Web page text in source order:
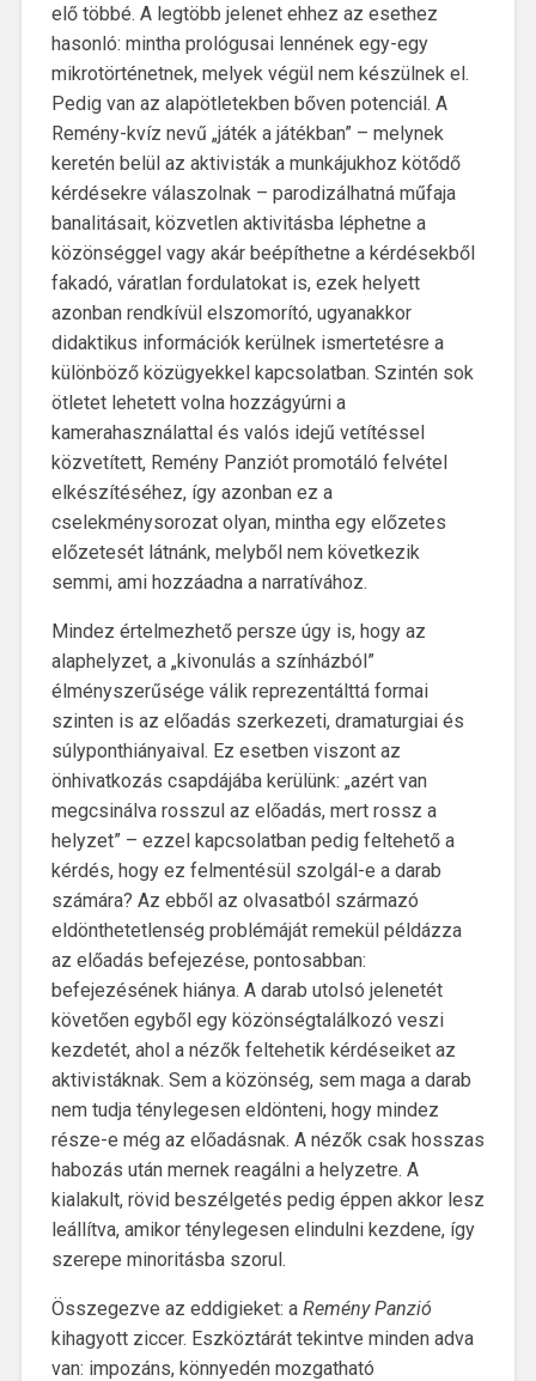
elő többé. A legtöbb jelenet ehhez az esethez
hasonló: mintha prológusai lennének egy-egy
mikrotörténetnek, melyek végül nem készülnek el.
Pedig van az alapötletekben bőven potenciál. A
Remény-kvíz nevű „játék a játékban” – melynek
keretén belül az aktivisták a munkájukhoz kötődő
kérdésekre válaszolnak – parodizálhatná műfaja
banalitásait, közvetlen aktivitásba léphetne a
közönséggel vagy akár beépíthetne a kérdésekből
fakadó, váratlan fordulatokat is, ezek helyett
azonban rendkívül elszomorító, ugyanakkor
didaktikus információk kerülnek ismertetésre a
különböző közügyekkel kapcsolatban. Szintén sok
ötletet lehetett volna hozzágyúrni a
kamerahasználattal és valós idejű vetítéssel
közvetített, Remény Panziót promotáló felvétel
elkészítéséhez, így azonban ez a
cselekménysorozat olyan, mintha egy előzetes
előzetesét látnánk, melyből nem következik
semmi, ami hozzáadna a narratívához.
Mindez értelmezhető persze úgy is, hogy az
alaphelyzet, a „kivonulás a színházból”
élményszerűsége válik reprezentálttá formai
szinten is az előadás szerkezeti, dramaturgiai és
súlyponthiányaival. Ez esetben viszont az
önhivatkozás csapdájába kerülünk: „azért van
megcsinálva rosszul az előadás, mert rossz a
helyzet” – ezzel kapcsolatban pedig feltehető a
kérdés, hogy ez felmentésül szolgál-e a darab
számára? Az ebből az olvasatból származó
eldönthetetlenség problémáját remekül példázza
az előadás befejezése, pontosabban:
befejezésének hiánya. A darab utolsó jelenetét
követően egyből egy közönségtalálkozó veszi
kezdetét, ahol a nézők feltehetik kérdéseiket az
aktivistáknak. Sem a közönség, sem maga a darab
nem tudja ténylegesen eldönteni, hogy mindez
része-e még az előadásnak. A nézők csak hosszas
habozás után mernek reagálni a helyzetre. A
kialakult, rövid beszélgetés pedig éppen akkor lesz
leállítva, amikor ténylegesen elindulni kezdene, így
szerepe minoritásba szorul.
Összegezve az eddigieket: a Remény Panzió
kihagyott ziccer. Eszköztárát tekintve minden adva
van: impozáns, könnyedén mozgatható